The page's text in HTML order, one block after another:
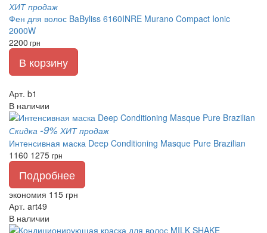
ХИТ продаж
Фен для волос BaByliss 6160INRE Murano Compact Ionic
2000W
2200 грн
В корзину
Арт. b1
В наличии
Скидка -9% ХИТ продаж
Интенсивная маска Deep Conditioning Masque Pure Brazilian
1160 1275 грн
Подробнее
экономия 115 грн
Арт. art49
В наличии